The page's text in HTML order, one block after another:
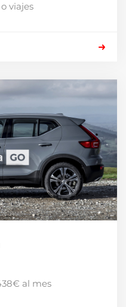
viajes
al mes